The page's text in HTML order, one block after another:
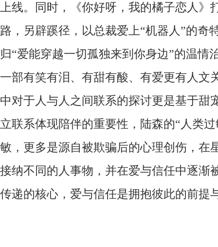
上线。同时，《你好呀，我的橘子恋人》
路，另辟蹊径，以总裁爱上“机器人”的奇
归“爱能穿越一切孤独来到你身边”的温情
一部有笑有泪、有甜有酸、有爱更有人文
中对于人与人之间联系的探讨更是基于甜
立联系体现陪伴的重要性，陆森的“人类
敏，更多是源自被欺骗后的心理创伤，在
接纳不同的人事物，并在爱与信任中逐渐
传递的核心，爱与信任是拥抱彼此的前提